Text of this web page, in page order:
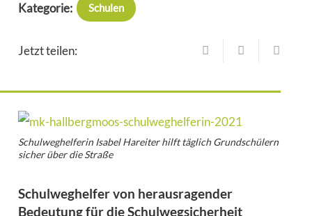
Kategorie: Schulen
Jetzt teilen:
Schulweghelferin Isabel Hareiter hilft täglich Grundschülern
sicher über die Straße
Schulweghelfer von herausragender
Bedeutung für die Schulwegsicherheit